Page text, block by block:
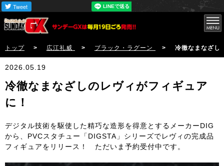
トップ > 広江礼威 > ブラック・ラグーン > 冷徹なまなざし
2026.05.19
冷徹なまなざしのレヴィがフィギュア
に！
デジタル技術を駆使した精巧な造形を得意とするメーカーDIG
から、PVCスタチュー「DIGSTA」シリーズでレヴィの完成品
フィギュアをリリース！ ただいま予約受付中です。